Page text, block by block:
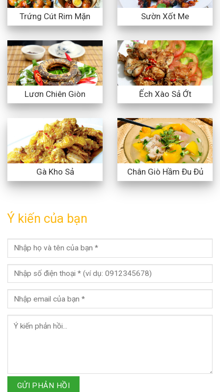
Trứng Cút Rim Mặn Sườn Xốt Me
Lươn Chiên Giòn Ếch Xào Sả Ớt
Gà Kho Sả Chân Giò Hầm Đu Đủ
Ý kiến của bạn
GỬI PHẢN HỒI